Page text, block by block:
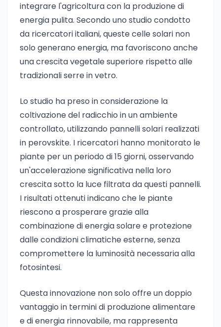
integrare l'agricoltura con la produzione di
energia pulita. Secondo uno studio condotto
da ricercatori italiani, queste celle solari non
solo generano energia, ma favoriscono anche
una crescita vegetale superiore rispetto alle
tradizionali serre in vetro.
Lo studio ha preso in considerazione la
coltivazione del radicchio in un ambiente
controllato, utilizzando pannelli solari realizzati
in perovskite. I ricercatori hanno monitorato le
piante per un periodo di 15 giorni, osservando
un'accelerazione significativa nella loro
crescita sotto la luce filtrata da questi pannelli.
I risultati ottenuti indicano che le piante
riescono a prosperare grazie alla
combinazione di energia solare e protezione
dalle condizioni climatiche esterne, senza
compromettere la luminosità necessaria alla
fotosintesi.
Questa innovazione non solo offre un doppio
vantaggio in termini di produzione alimentare
e di energia rinnovabile, ma rappresenta